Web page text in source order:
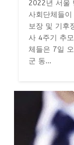
2022년 서울
사회단체들
보장 및 기후
사 4주기 추
체들은 7일
군 동...